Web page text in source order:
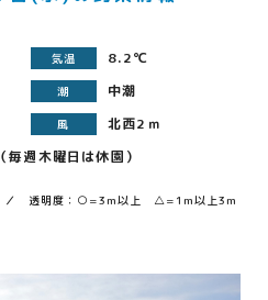
気温 8.2℃
潮 中潮
風 北西2ｍ
週木曜日は休園）
／ 透明度：○=3m以上 △=1m以上3m